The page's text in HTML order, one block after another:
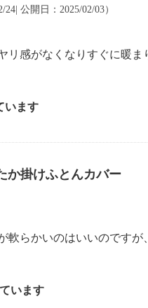
公開日：2025/02/03）
感がなくなりすぐに暖ま
います
か掛けふとんカバー
らかいのはいいのです
います